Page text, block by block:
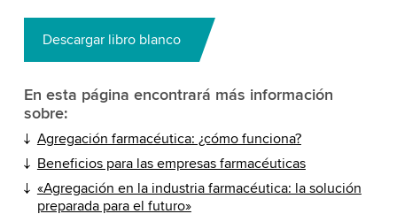
Descargar libro blanco
En esta página encontrará más información
sobre:
Agregación farmacéutica: ¿cómo funciona?
Beneficios para las empresas farmacéuticas
«Agregación en la industria farmacéutica: la solución
preparada para el futuro»